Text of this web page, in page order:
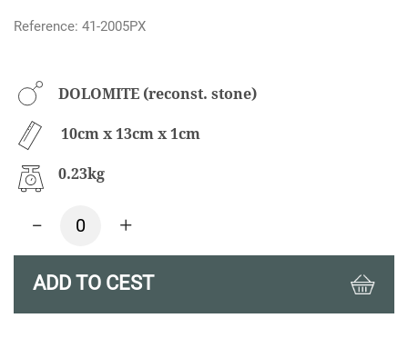
Reference: 41-2005PX
DOLOMITE (reconst. stone)
10cm x 13cm x 1cm
0.23kg
- +
ADD TO CEST